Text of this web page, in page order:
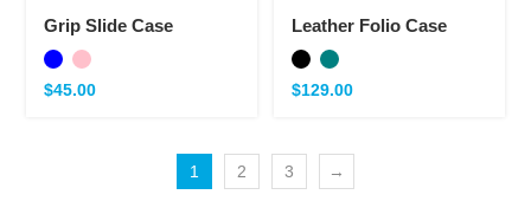
Grip Slide Case
$45.00
Leather Folio Case
$129.00
1 2 3 →